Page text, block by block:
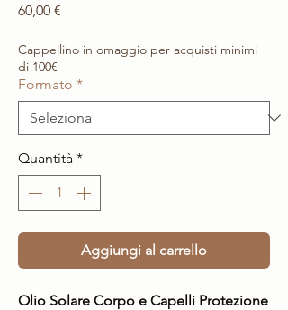
60,00 €
Cappellino in omaggio per acquisti minimi
di 100€
Formato *
Quantità *
Aggiungi al carrello
Olio Solare Corpo e Capelli Protezione